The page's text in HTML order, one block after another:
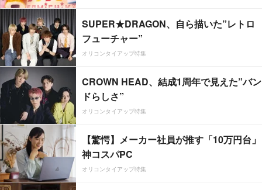
SUPER★DRAGON、自ら描いた”レトロ
フューチャー”
オリコンタイアップ特集
CROWN HEAD、結成1周年で見えた”バン
ドらしさ”
オリコンタイアップ特集
【驚愕】メーカー社員が推す「10万円台」
神コスパPC
オリコンタイアップ特集